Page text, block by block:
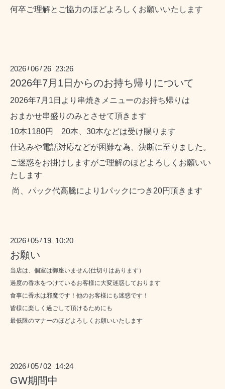
何卒ご理解とご協力のほどよろしくお願いいたします
2026 /06 / 26 23:26
2026年7月1日からのお持ち帰りについて
2026年7月1日より串焼きメニューのお持ち帰りは
おまかせ串盛りのみとさせて頂きます
10本1180円 20本、30本などは受け賜ります
仕込みや電話対応などが困難な為、決断に至りました。
ご迷惑をお掛けしますがご理解のほどよろしくお願いい
たします
尚、パック代高騰により1パックにつき20円頂きます
2026 /05 / 19 10:20
お願い
当店は、個室は御座いません(仕切りはあります）
過度の香水をつけているお客様に大変迷惑しております
食事に香水は邪魔です！他のお客様にも迷惑です！
皆様に楽しく過ごして頂けるためにも
最低限のマナーのほどよろしくお願いいたします
2026 /05 /02 14:24
GW期間中